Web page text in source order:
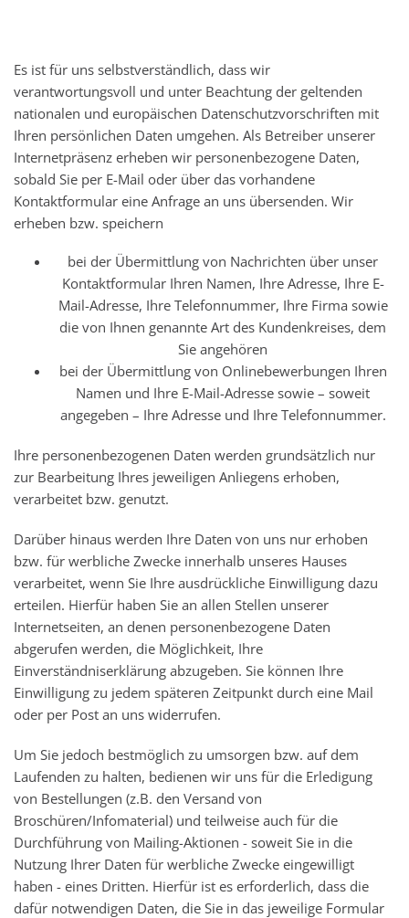
Es ist für uns selbstverständlich, dass wir
verantwortungsvoll und unter Beachtung der geltenden
nationalen und europäischen Datenschutzvorschriften mit
Ihren persönlichen Daten umgehen. Als Betreiber unserer
Internetpräsenz erheben wir personenbezogene Daten,
sobald Sie per E-Mail oder über das vorhandene
Kontaktformular eine Anfrage an uns übersenden. Wir
erheben bzw. speichern
bei der Übermittlung von Nachrichten über unser
Kontaktformular Ihren Namen, Ihre Adresse, Ihre E-
Mail-Adresse, Ihre Telefonnummer, Ihre Firma sowie
die von Ihnen genannte Art des Kundenkreises, dem
Sie angehören
bei der Übermittlung von Onlinebewerbungen Ihren
Namen und Ihre E-Mail-Adresse sowie – soweit
angegeben – Ihre Adresse und Ihre Telefonnummer.
Ihre personenbezogenen Daten werden grundsätzlich nur
zur Bearbeitung Ihres jeweiligen Anliegens erhoben,
verarbeitet bzw. genutzt.
Darüber hinaus werden Ihre Daten von uns nur erhoben
bzw. für werbliche Zwecke innerhalb unseres Hauses
verarbeitet, wenn Sie Ihre ausdrückliche Einwilligung dazu
erteilen. Hierfür haben Sie an allen Stellen unserer
Internetseiten, an denen personenbezogene Daten
abgerufen werden, die Möglichkeit, Ihre
Einverständniserklärung abzugeben. Sie können Ihre
Einwilligung zu jedem späteren Zeitpunkt durch eine Mail
oder per Post an uns widerrufen.
Um Sie jedoch bestmöglich zu umsorgen bzw. auf dem
Laufenden zu halten, bedienen wir uns für die Erledigung
von Bestellungen (z.B. den Versand von
Broschüren/Infomaterial) und teilweise auch für die
Durchführung von Mailing-Aktionen - soweit Sie in die
Nutzung Ihrer Daten für werbliche Zwecke eingewilligt
haben - eines Dritten. Hierfür ist es erforderlich, dass die
dafür notwendigen Daten, die Sie in das jeweilige Formular